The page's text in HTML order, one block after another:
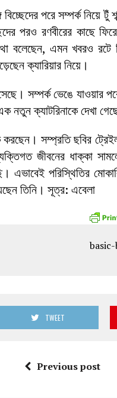
প্রার্থী আতিকুল ইসলামের
দলিলে নামজারি ॥ এসিল্যান্ড
বিচ্ছেদের পরে সম্পর্ক
পরও রণবীরের কাছে
কথা বলেছেন, এমন খবরও
ক্যারিয়ার নিয়ে।
সম্পর্ক ভেঙে যাওয়ার
নতুন ক্যাটরিনাকে দেখা
সম্প্রতি ছবির
জীবনের ধাক্কা
এভাবেই পরিস্থিতির
তিনি। সূত্র: এবেলা
TWEET
Previous post